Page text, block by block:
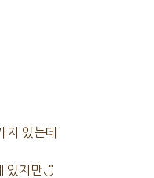
지 있는데
있지만◡̈